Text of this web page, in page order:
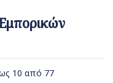
10 από 77